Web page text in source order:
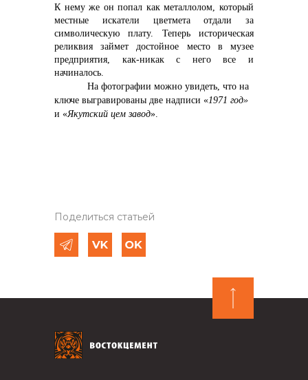
К нему же он попал как металлолом, который
местные искатели цветмета отдали за
символическую плату. Теперь историческая
реликвия займет достойное место в музее
предприятия, как-никак с него все и
начиналось.
На фотографии можно увидеть, что на
ключе выгравированы две надписи «1971 год»
и «Якутский цем завод».
Поделиться статьей